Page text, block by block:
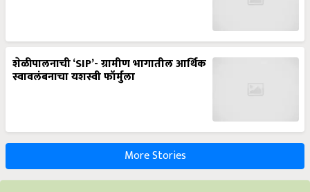
शेळीपालनाची ‘SIP’- ग्रामीण भागातील आर्थिक
स्वावलंबनाचा यशस्वी फॉर्मुला
More Stories